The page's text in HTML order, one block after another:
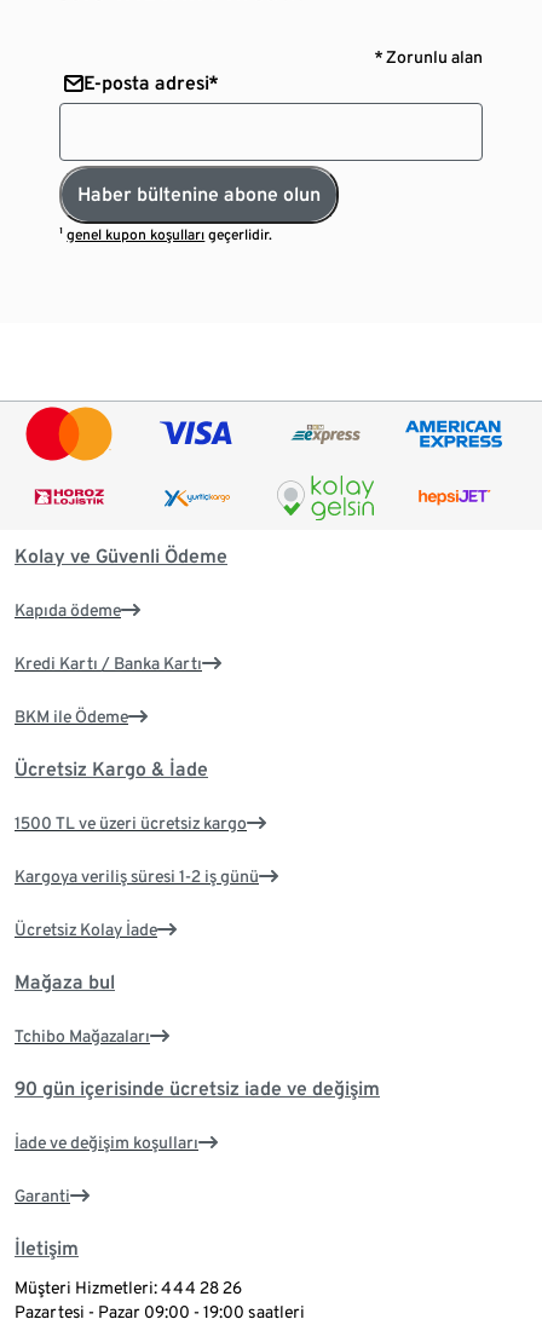
* Zorunlu alan
E-posta adresi*
Haber bültenine abone olun
¹genel kupon koşulları geçerlidir.
Kolay ve Güvenli Ödeme
Kapıda ödeme
Kredi Kartı / Banka Kartı
BKM ile Ödeme
Ücretsiz Kargo & İade
1500 TL ve üzeri ücretsiz kargo
Kargoya veriliş süresi 1-2 iş günü
Ücretsiz Kolay İade
Mağaza bul
Tchibo Mağazaları
90 gün içerisinde ücretsiz iade ve değişim
İade ve değişim koşulları
Garanti
İletişim
Müşteri Hizmetleri: 444 28 26
Pazartesi - Pazar 09:00 - 19:00 saatleri